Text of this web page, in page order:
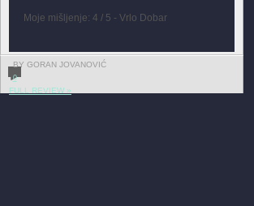
Moje mišljenje: 4 / 5 - Vrlo Dobar
BY GORAN JOVANOVIĆ
0
FULL REVIEW »